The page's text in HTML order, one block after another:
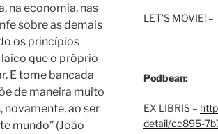
na economia, nas
sobre as demais
os princípios
que o próprio
E tome bancada
de maneira muito
novamente, ao ser
mundo” (João
LET’S MOVIE! –
Podbean:
EX LIBRIS –
detail/cc895-